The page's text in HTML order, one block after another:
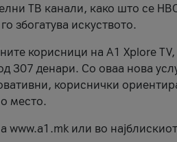
ТВ канали, како што се
збогатува искуството.
корисници на A1 Xplore
307 денари. Со оваа нова
кориснички
место.
www.a1.mk или во